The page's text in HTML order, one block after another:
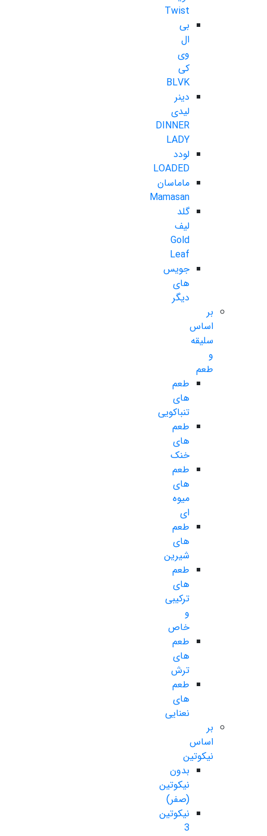
Twist
بی
ال
وی
کی
BLVK
دینر
لیدی
DINNER
LADY
لودد
LOADED
ماماسان
Mamasan
گلد
لیف
Gold
Leaf
جویس
های
دیگر
بر
اساس
سلیقه
و
طعم
طعم
های
تنباکویی
طعم
های
خنک
طعم
های
میوه
ای
طعم
های
شیرین
طعم
های
ترکیبی
و
خاص
طعم
های
ترش
طعم
های
نعنایی
بر
اساس
نیکوتین
بدون
نیکوتین
(صفر)
نیکوتین
3